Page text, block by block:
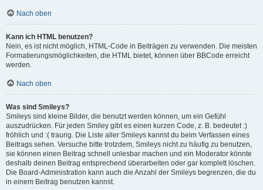
Nach oben
Kann ich HTML benutzen?
Nein, es ist nicht möglich, HTML-Code in Beiträgen zu verwenden. Die meisten
Formatierungsmöglichkeiten, die HTML bietet, können über BBCode erreicht
werden.
Nach oben
Was sind Smileys?
Smileys sind kleine Bilder, die benutzt werden können, um ein Gefühl
auszudrücken. Für jeden Smiley gibt es einen kurzen Code, z. B. bedeutet :)
fröhlich und :( traurig. Die Liste aller Smileys kannst du beim Verfassen eines
Beitrags sehen. Versuche bitte trotzdem, Smileys nicht zu häufig zu benutzen,
sie können einen Beitrag schnell unlesbar machen und ein Moderator könnte
deshalb deinen Beitrag entsprechend überarbeiten oder gar komplett löschen.
Die Board-Administration kann auch die Anzahl der Smileys begrenzen, die du
in einem Beitrag benutzen kannst.